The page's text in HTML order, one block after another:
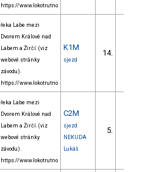
https://www.lokotrutno
řeka Labe mezi
Dvorem Králové nad
Labem a Žirčí. (viz
webové stránky
závodu).
https://www.lokotrutno
K1M
sjezd
14.
řeka Labe mezi
Dvorem Králové nad
Labem a Žirčí. (viz
webové stránky
závodu).
https://www.lokotrutno
C2M
sjezd
NEKUDA
Lukáš
5.